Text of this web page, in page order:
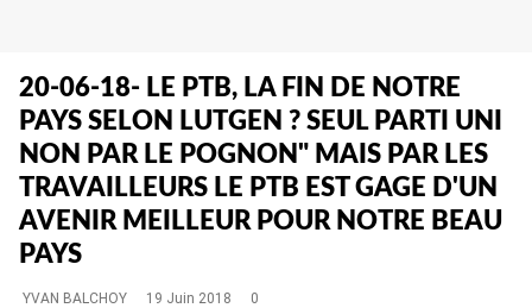
20-06-18- LE PTB, LA FIN DE NOTRE
PAYS SELON LUTGEN ? SEUL PARTI UNI
NON PAR LE POGNON" MAIS PAR LES
TRAVAILLEURS LE PTB EST GAGE D'UN
AVENIR MEILLEUR POUR NOTRE BEAU
PAYS
YVAN BALCHOY 19 Juin 2018 0